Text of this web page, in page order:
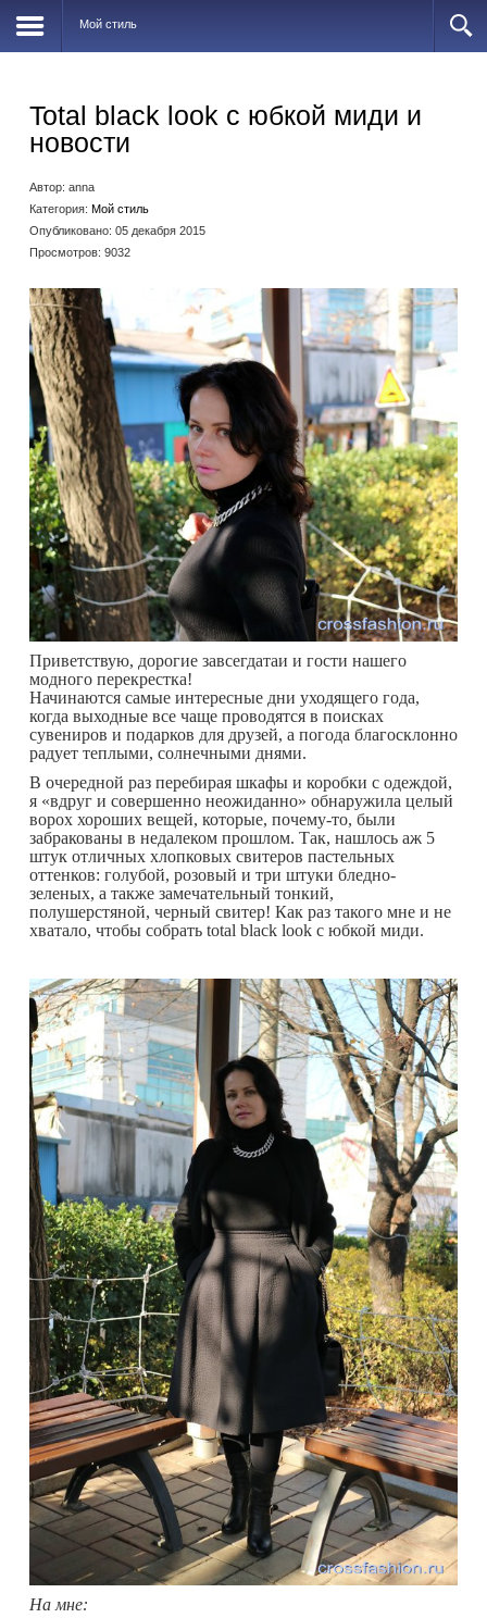
Мой стиль
Total black look с юбкой миди и
новости
Автор: anna
Категория: Мой стиль
Опубликовано: 05 декабря 2015
Просмотров: 9032
Приветствую, дорогие завсегдатаи и гости нашего
модного перекрестка!
Начинаются самые интересные дни уходящего года,
когда выходные все чаще проводятся в поисках
сувениров и подарков для друзей, а погода благосклонно
радует теплыми, солнечными днями.
В очередной раз перебирая шкафы и коробки с одеждой,
я «вдруг и совершенно неожиданно» обнаружила целый
ворох хороших вещей, которые, почему-то, были
забракованы в недалеком прошлом. Так, нашлось аж 5
штук отличных хлопковых свитеров пастельных
оттенков: голубой, розовый и три штуки бледно-
зеленых, а также замечательный тонкий,
полушерстяной, черный свитер! Как раз такого мне и не
хватало, чтобы собрать total black look с юбкой миди.
На мне: